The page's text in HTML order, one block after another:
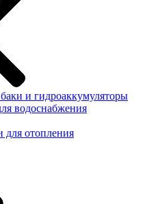
и гидроаккумуляторы
водоснабжения
для отопления